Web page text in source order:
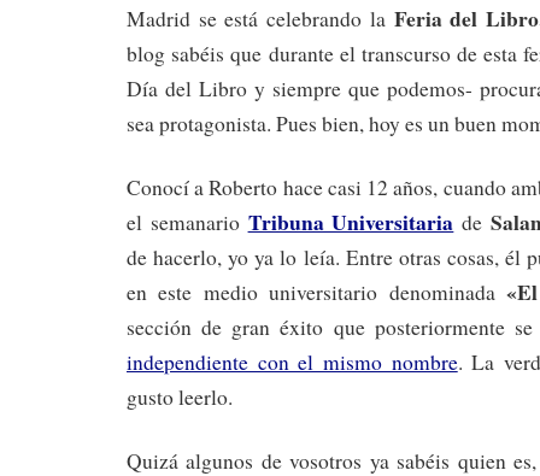
Madrid se está celebrando la Feria del
blog sabéis que durante el transcurso de esta
Día del Libro y siempre que podemos-
sea protagonista. Pues bien, hoy es un buen
Conocí a Roberto hace casi 12 años, cuando
el semanario Tribuna Universitaria de
de hacerlo, yo ya lo leía. Entre otras cosas, él
en este medio universitario denominada
sección de gran éxito que posteriormente
independiente con el mismo nombre. La
gusto leerlo.
Quizá algunos de vosotros ya sabéis quien